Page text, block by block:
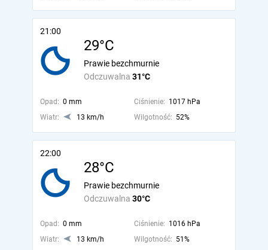
21:00
29°C
Odczuwalna 31°C
Prawie bezchmurnie
Opad: 0 mm Ciśnienie: 1017 hPa
Wiatr:
13 km/h Wilgotność: 52%
22:00
28°C
Odczuwalna 30°C
Prawie bezchmurnie
Opad: 0 mm Ciśnienie: 1016 hPa
Wiatr:
13 km/h Wilgotność: 51%